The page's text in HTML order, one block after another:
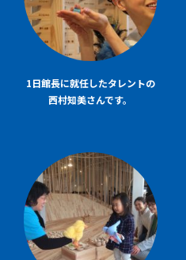
1日館長に就任したタレントの
西村知美さんです。